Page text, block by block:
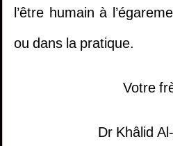
l’être humain à
ou dans la pratique.
Votre
Dr Khâlid
3.la personne qui meurt
même statut que celle qui
Est-il permis de jouer à
Participer à des
Le jugement de la
Quel est le mérite de